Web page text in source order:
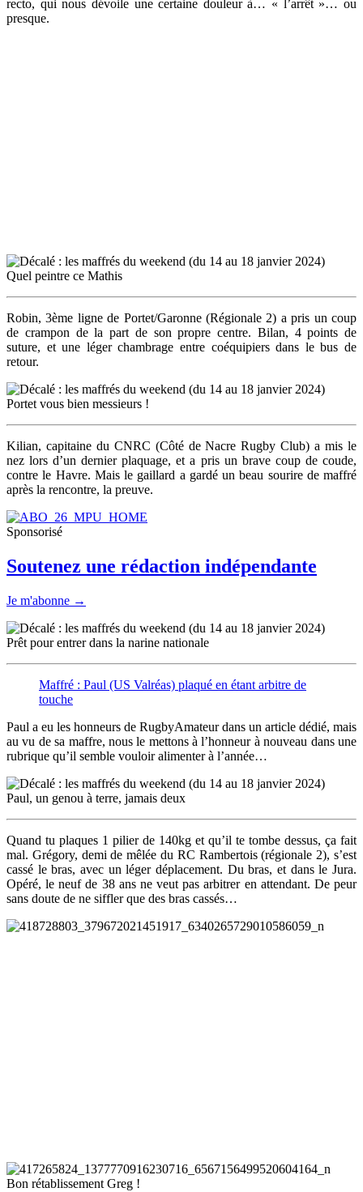
recto, qui nous dévoile une certaine douleur à… « l’arrêt »… ou
presque.
Quel peintre ce Mathis
Robin, 3ème ligne de Portet/Garonne (Régionale 2) a pris un coup
de crampon de la part de son propre centre. Bilan, 4 points de
suture, et une léger chambrage entre coéquipiers dans le bus de
retour.
Portet vous bien messieurs !
Kilian, capitaine du CNRC (Côté de Nacre Rugby Club) a mis le
nez lors d’un dernier plaquage, et a pris un brave coup de coude,
contre le Havre. Mais le gaillard a gardé un beau sourire de maffré
après la rencontre, la preuve.
Sponsorisé
Soutenez une rédaction indépendante
Je m'abonne →
Prêt pour entrer dans la narine nationale
Maffré : Paul (US Valréas) plaqué en étant arbitre de
touche
Paul a eu les honneurs de RugbyAmateur dans un article dédié, mais
au vu de sa maffre, nous le mettons à l’honneur à nouveau dans une
rubrique qu’il semble vouloir alimenter à l’année…
Paul, un genou à terre, jamais deux
Quand tu plaques 1 pilier de 140kg et qu’il te tombe dessus, ça fait
mal. Grégory, demi de mêlée du RC Rambertois (régionale 2), s’est
cassé le bras, avec un léger déplacement. Du bras, et dans le Jura.
Opéré, le neuf de 38 ans ne veut pas arbitrer en attendant. De peur
sans doute de ne siffler que des bras cassés…
Bon rétablissement Greg !